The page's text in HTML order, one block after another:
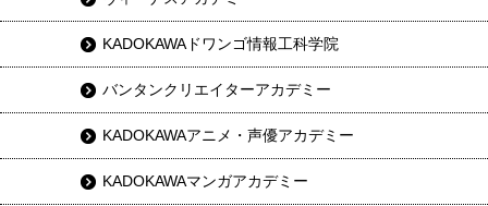
KADOKAWAドワンゴ情報工科学院
バンタンクリエイターアカデミー
KADOKAWAアニメ・声優アカデミー
KADOKAWAマンガアカデミー